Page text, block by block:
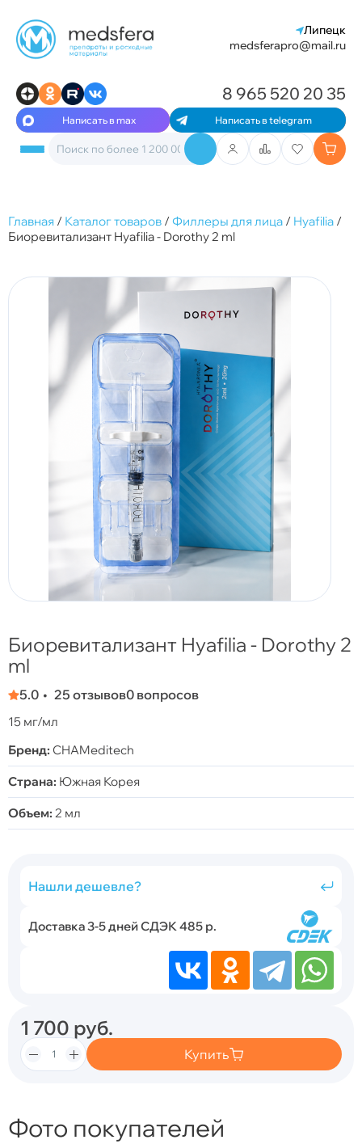
Липецк
medsferapro@mail.ru
Написать в max Написать в telegram
8 965 520 20 35
Главная / Каталог товаров /Филлеры для лица / Hyafilia /
Биоревитализант Hyafilia - Dorothy 2 ml
Биоревитализант Hyafilia - Dorothy 2
ml
5.0 25 отзывов0 вопросов
15 мг/мл
Бренд: CHAMeditech
Страна: Южная Корея
Объем: 2 мл
Нашли дешевле?
Доставка 3-5 дней СДЭК 485 р.
1 700 руб.
Купить
Фото покупателей